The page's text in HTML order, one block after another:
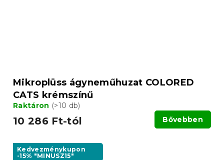
Mikroplüss ágyneműhuzat COLORED
CATS krémszínű
Raktáron (>10 db)
10 286 Ft-tól Bővebben
Kedvezménykupon
-15% "MINUSZ15"